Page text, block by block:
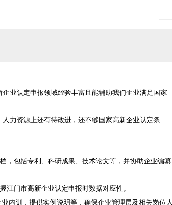
业认定申报领域经验丰富且能辅助我们企业满足国家
力资源上还有待改进，还不够国家高新企业认定条
包括专利、科研成果、技术论文等，并协助企业编纂
江门市高新企业认定申报时数据对应性。
内训，提供实例说明等，确保企业管理层及相关岗位人